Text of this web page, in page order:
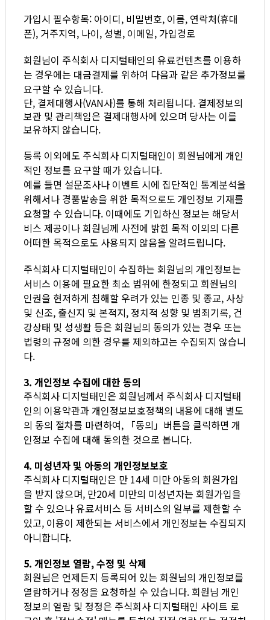
가입시 필수항목: 아이디, 비밀번호, 이름, 연락처(휴대
폰), 거주지역, 나이, 성별, 이메일, 가입경로
회원님이 주식회사 디지털태인의 유료컨텐츠를 이용하
는 경우에는 대금결제를 위하여 다음과 같은 추가정보를
요구할 수 있습니다.
단, 결제대행사(VAN사)를 통해 처리됩니다. 결제정보의
보관 및 관리책임은 결제대행사에 있으며 당사는 이를
보유하지 않습니다.
등록 이외에도 주식회사 디지털태인이 회원님에게 개인
적인 정보를 요구할 때가 있습니다.
예를 들면 설문조사나 이벤트 시에 집단적인 통계분석을
위해서나 경품발송을 위한 목적으로도 개인정보 기재를
요청할 수 있습니다. 이때에도 기입하신 정보는 해당서
비스 제공이나 회원님께 사전에 밝힌 목적 이외의 다른
어떠한 목적으로도 사용되지 않음을 알려드립니다.
주식회사 디지털태인이 수집하는 회원님의 개인정보는
서비스 이용에 필요한 최소 범위에 한정되고 회원님의
인권을 현저하게 침해할 우려가 있는 인종 및 종교, 사상
및 신조, 출신지 및 본적지, 정치적 성향 및 범죄기록, 건
강상태 및 성생활 등은 회원님의 동의가 있는 경우 또는
법령의 규정에 의한 경우를 제외하고는 수집되지 않습니
다.
3. 개인정보 수집에 대한 동의
주식회사 디지털태인은 회원님께서 주식회사 디지털태
인의 이용약관과 개인정보보호정책의 내용에 대해 별도
의 동의 절차를 마련하여, 「동의」버튼을 클릭하면 개
인정보 수집에 대해 동의한 것으로 봅니다.
4. 미성년자 및 아동의 개인정보보호
주식회사 디지털태인은 만 14세 미만 아동의 회원가입
을 받지 않으며, 만20세 미만의 미성년자는 회원가입을
할 수 있으나 유료서비스 등 서비스의 일부를 제한할 수
있고, 이용이 제한되는 서비스에서 개인정보는 수집되지
아니합니다.
5. 개인정보 열람, 수정 및 삭제
회원님은 언제든지 등록되어 있는 회원님의 개인정보를
열람하거나 정정을 요청하실 수 있습니다. 회원님 개인
정보의 열람 및 정정은 주식회사 디지털태인 사이트 로